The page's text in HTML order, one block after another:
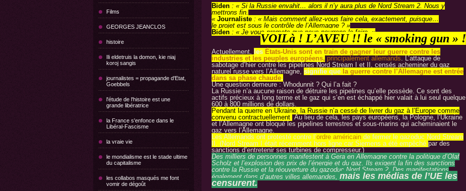
Films
GEORGES JEANCLOS
histoire
Ili eldetruis la domon, kie niaj
koroj sangis
journalistes = propagande d'Etat,
Goebbels
l'étude de l'histoire est une
grande libératrice
la France s'enfonce dans le
Libéral-Fascisme
la vraie vie
le mondialisme est le stade ultime
du capitalisme
les collabos masqués me font
vomir de dégoût
Biden: « Si la Russie envahit… alors il n’y aura plus de Nord Stream 2. Nous y
mettrons fin.
« Journaliste: « Mais comment allez-vous faire cela, exactement, puisque…
le projet est sous le contrôle de l’Allemagne ? »
Biden : « Je vous promets que nous pourrons le faire. »
VOILà ! L’AVEU !! le « smoking gun » !
Actuellement, les États-Unis sont en train de gagner leur guerre contre les
industries et les peuples européens, principalement allemands. L’attaque de
sabotage d’hier contre les pipelines Nord Stream I et II, censés acheminer du gaz
naturel russe vers l’Allemagne, signifie que la guerre contre l’Allemagne est entrée
dans sa phase chaude.
Une question demeure : Whodunnit ? Qui l’a fait ?
La Russie n’a aucune raison de détruire les pipelines qu’elle possède. Ce sont des
actifs précieux à long terme et le gaz qui s’en est échappé hier valait à lui seul quelque
600 à 800 millions de dollars.
Pendant la guerre en Ukraine, la Russie n’a cessé de livrer du gaz à l’Europe comme
convenu contractuellement. Au lieu de cela, les pays européens, la Pologne, l’Ukraine
et l’Allemagne ont bloqué les pipelines terrestres et sous-marins qui acheminaient le
gaz vers l’Allemagne.
Les Allemands ont protesté contre l’ordre américainde fermer le gazoduc Nord Stream
II. (Nord Stream I était récemment hors ligne car Siemens a été empêché par des
sanctions d’entretenir ses turbines de compresseur.)
Des milliers de personnes manifestent à Gera en Allemagne contre la politique d’Olaf
Scholz et l’explosion des prix de l’énergie et du gaz. Ils exigent la fin des sanctions
contre la Russie et la réouverture du gazoduc Nord Stream 2. Des manifestations
également dans d’autres villes allemandes, mais les médias de l’UE les
censurent.